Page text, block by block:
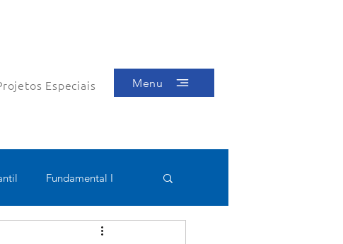
Especiais Menu
Fundamental I